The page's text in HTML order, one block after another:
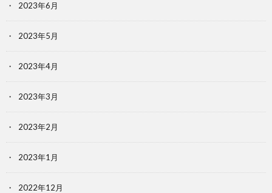
2023年6月
2023年5月
2023年4月
2023年3月
2023年2月
2023年1月
2022年12月